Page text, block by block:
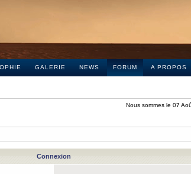
GALERIE NEWS FORUM A PROPOS
Nous sommes le 07
Connexion